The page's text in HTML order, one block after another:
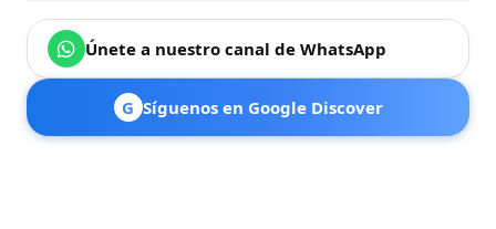
Únete a nuestro canal de WhatsApp
G Síguenos en Google Discover